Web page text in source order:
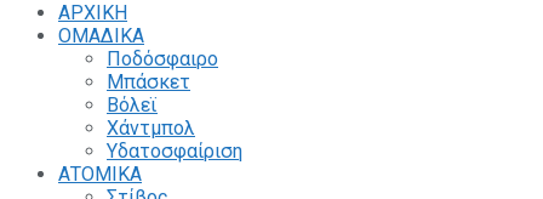
ΑΡΧΙΚΗ
ΟΜΑΔΙΚΑ
Ποδόσφαιρο
Μπάσκετ
Βόλεϊ
Χάντμπολ
Υδατοσφαίριση
ΑΤΟΜΙΚΑ